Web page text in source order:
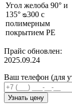
Угол желоба 90° и
135° ᴓ300 с
полимерным
покрытием PE
Прайс обновлен:
2025.09.24
Ваш телефон (для
Узнать цену